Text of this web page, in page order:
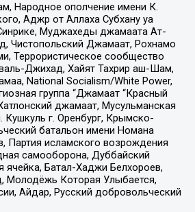
Народное ополчение имени К.
Аджр от Аллаха Субхану уа
Муджахеды джамаата Ат-
Чистопольский Джамаат, Рохнамо
Террористическое сообщество
Джихад, Хайят Тахрир аш-Шам,
National Socialism/White Power,
группа “Джамаат “Красный
джамаат, Мусульманская
Кушкуль г. Оренбург, Крымско-
батальон имени Номана
Партия исламского возрождения
самооборона, Дуббайский
ячейка, Батал-Хаджи Белхороев,
Молодёжь Которая Улыбается,
Айдар, Русский добровольческий